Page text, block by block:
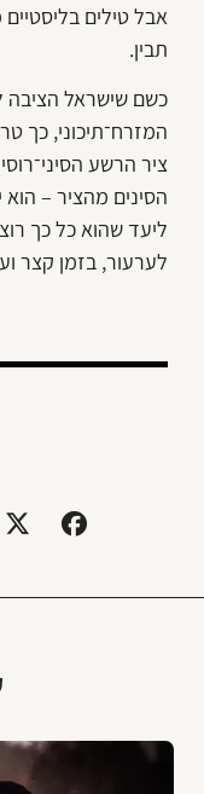
אבל טילים
תבין.
כשם שישראל
המזרח־תיכוני, כך
ציר הרשע
הסינים מהציר – הוא
ליעד שהוא כל כך
לערעור, בזמן קצר